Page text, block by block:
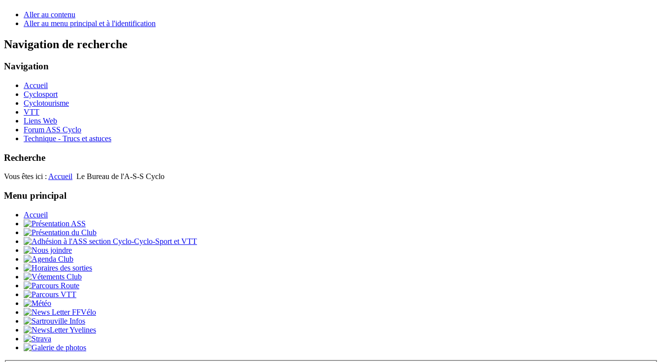
Aller au contenu
Aller au menu principal et à l'identification
Navigation de recherche
Navigation
Accueil
Cyclosport
Cyclotourisme
VTT
Liens Web
Forum ASS Cyclo
Technique - Trucs et astuces
Recherche
Vous êtes ici : Accueil Le Bureau de l'A-S-S Cyclo
Menu principal
Accueil